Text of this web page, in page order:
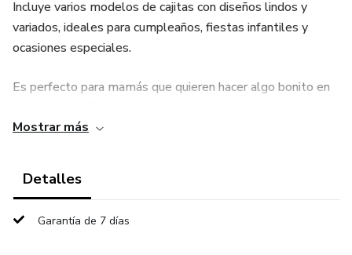
Incluye varios modelos de cajitas con diseños lindos y
variados, ideales para cumpleaños, fiestas infantiles y
ocasiones especiales.
Es perfecto para mamás que quieren hacer algo bonito en
comprado.
Mostrar más
Detalles
Garantía de 7 días